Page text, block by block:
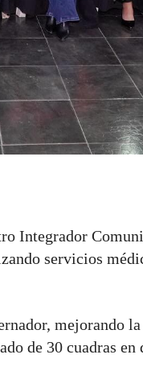
Integrador
servicios
mejorando
de 30 cuadras